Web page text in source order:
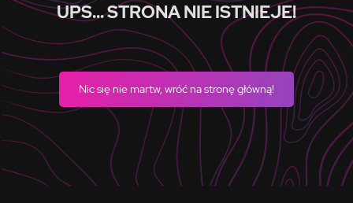
UPS... STRONA NIE ISTNIEJE!
Nic się nie martw, wróć na stronę główną!